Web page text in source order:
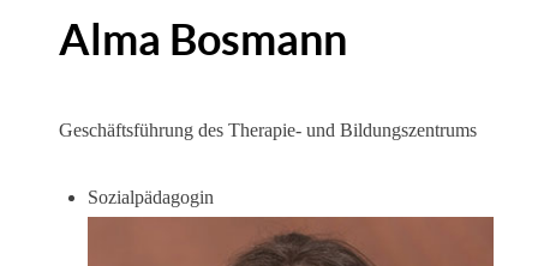
Alma Bosmann
Geschäftsführung des Therapie- und Bildungszentrums
Sozialpädagogin